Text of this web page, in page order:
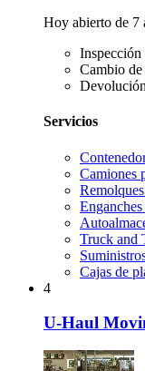
Hoy abierto de 7
Inspección
Cambio
Servicios
Camiones
Truck and
Cajas de
4
U-Haul